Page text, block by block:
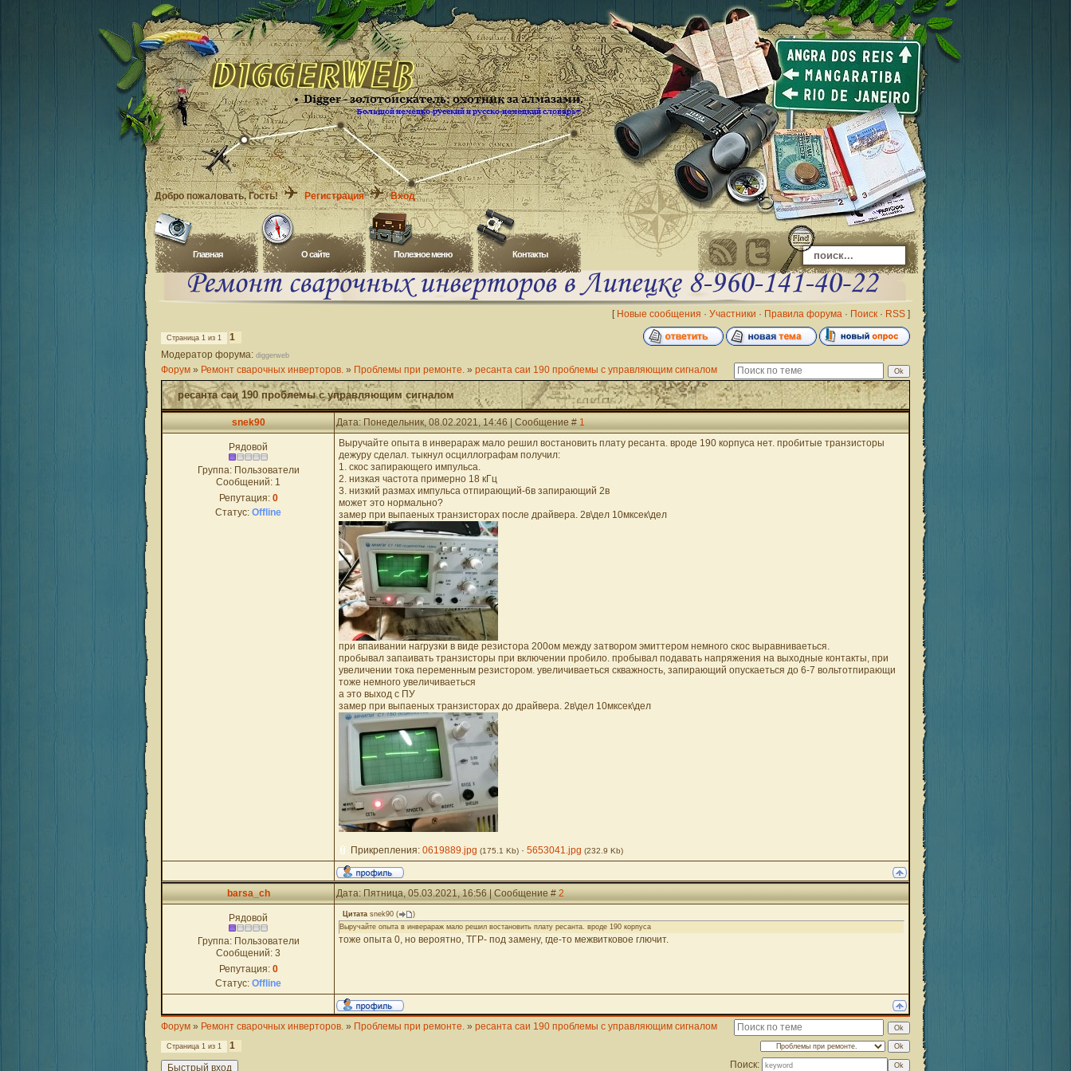
Добро пожаловать, Гость! Регистрация Вход
Главная O сайте Полезное меню Контакты
[ Новые сообщения · Участники · Правила форума · Поиск · RSS ]
Страница 1 из 1
1
Модератор форума: diggerweb
Форум » Ремонт сварочных инверторов. » Проблемы при ремонте. » ресанта саи 190 проблемы с управляющим сигналом
ресанта саи 190 проблемы с управляющим сигналом
snek90 Дата: Понедельник, 08.02.2021, 14:46 | Сообщение #1
Рядовой
Группа: Пользователи
Сообщений: 1
Репутация: 0
Статус: Offline
Выручайте опыта в инверараж мало решил востановить плату ресанта. вроде 190 корпуса нет. пробитые транзисторы
дежуру сделал. тыкнул осциллографам получил:
1. скос запирающего импульса.
2. низкая частота примерно 18 кГц
3. низкий размах импульса отпирающий-6в запирающий 2в
может это нормально?
замер при выпаеных транзисторах после драйвера. 2в\дел 10мксек\дел
при впаивании нагрузки в виде резистора 200ом между затвором эмиттером немного скос выравниваеться.
пробывал запаивать транзисторы при включении пробило. пробывал подавать напряжения на выходные контакты, при
увеличении тока переменным резистором. увеличиваеться скважность, запирающий опускаеться до 6-7 вольтотпирающи
тоже немного увеличиваеться
а это выход с ПУ
замер при выпаеных транзисторах до драйвера. 2в\дел 10мксек\дел
Прикрепления: 0619889.jpg (175.1 Kb) · 5653041.jpg (232.9 Kb)
barsa_ch Дата: Пятница, 05.03.2021, 16:56 | Сообщение #2
Рядовой
Группа: Пользователи
Сообщений: 3
Репутация: 0
Статус: Offline
Цитата snek90 (
)
Выручайте опыта в инверараж мало решил востановить плату ресанта. вроде 190 корпуса
тоже опыта 0, но вероятно, ТГР- под замену, где-то межвитковое глючит.
Форум » Ремонт сварочных инверторов. » Проблемы при ремонте. » ресанта саи 190 проблемы с управляющим сигналом
Страница 1 из 1
1
Поиск: